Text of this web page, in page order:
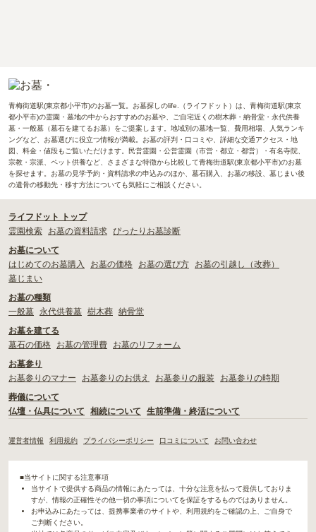
青梅街道駅(東京都小平市)のお墓一覧。お墓探しのlife.（ライフドット）は、青梅街道駅(東京
都小平市)の霊園・墓地の中からおすすめのお墓や、ご自宅近くの樹木葬・納骨堂・永代供養
墓・一般墓（墓石を建てるお墓）をご提案します。地域別の墓地一覧、費用相場、人気ランキ
ングなど、お墓選びに役立つ情報が満載。お墓の評判・口コミや、詳細な交通アクセス・地
図、料金・値段もご覧いただけます。民営霊園・公営霊園（市営・都立・都営）・有名寺院、
宗教・宗派、ペット供養など、さまざまな特徴から比較して青梅街道駅(東京都小平市)のお墓
を探せます。お墓の見学予約・資料請求の申込みのほか、墓石購入、お墓の移設、墓じまい後
の遺骨の移動先・移す方法についても気軽にご相談ください。
ライフドット トップ
霊園検索
お墓の資料請求 ぴったりお墓診断
お墓について
はじめてのお墓購入
お墓の価格 お墓の選び方
お墓の引越し（改葬）
墓じまい
お墓の種類
一般墓
永代供養墓 樹木葬 納骨堂
お墓を建てる
墓石の価格
お墓の管理費
お墓のリフォーム
お墓参り
お墓参りのマナー
お墓参りのお供え お墓参りの服装
お墓参りの時期
葬儀について
仏壇・仏具について
相続について 生前準備・終活について
運営者情報 利用規約 プライバシーポリシー 口コミについて お問い合わせ
■当サイトに関する注意事項
当サイトで提供する商品の情報にあたっては、十分な注意を払って提供しておりま
すが、情報の正確性その他一切の事項についてを保証をするものではありません。
お申込みにあたっては、提携事業者のサイトや、利用規約をご確認の上、ご自身で
ご判断ください。